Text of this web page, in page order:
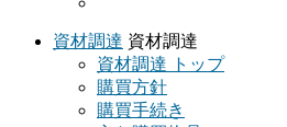
資材調達 資材調達
資材調達 トップ
購買方針
購買手続き